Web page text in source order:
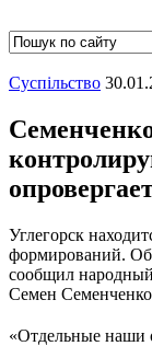
Суспiльство
Углегорск
формирований. Об
сообщил народный
Семен
«Отдельные наши